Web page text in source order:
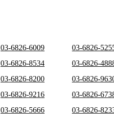
03-6826-6009 03-6826-
03-6826-8534 03-6826-
03-6826-8200 03-6826-
03-6826-9216 03-6826-
03-6826-5666 03-6826-